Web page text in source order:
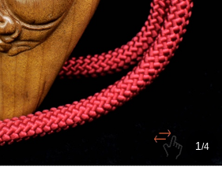
1 /4